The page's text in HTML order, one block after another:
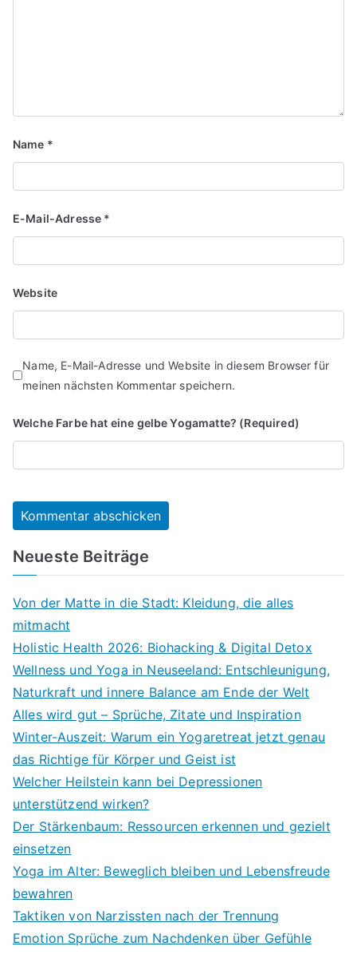
Name *
E-Mail-Adresse *
Website
Name, E-Mail-Adresse und Website in diesem Browser für
meinen nächsten Kommentar speichern.
Welche Farbe hat eine gelbe Yogamatte? (Required)
Neueste Beiträge
Von der Matte in die Stadt: Kleidung, die alles
mitmacht
Holistic Health 2026: Biohacking & Digital Detox
Wellness und Yoga in Neuseeland: Entschleunigung,
Naturkraft und innere Balance am Ende der Welt
Alles wird gut – Sprüche, Zitate und Inspiration
Winter-Auszeit: Warum ein Yogaretreat jetzt genau
das Richtige für Körper und Geist ist
Welcher Heilstein kann bei Depressionen
unterstützend wirken?
Der Stärkenbaum: Ressourcen erkennen und gezielt
einsetzen
Yoga im Alter: Beweglich bleiben und Lebensfreude
bewahren
Taktiken von Narzissten nach der Trennung
Emotion Sprüche zum Nachdenken über Gefühle